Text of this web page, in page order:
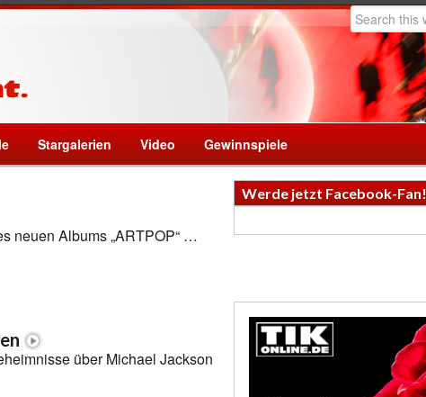
Stargalerien Video Gewinnspiele
neuen Albums „ARTPOP“ …
über Michael Jackson
Werde jetzt Facebook-Fan!